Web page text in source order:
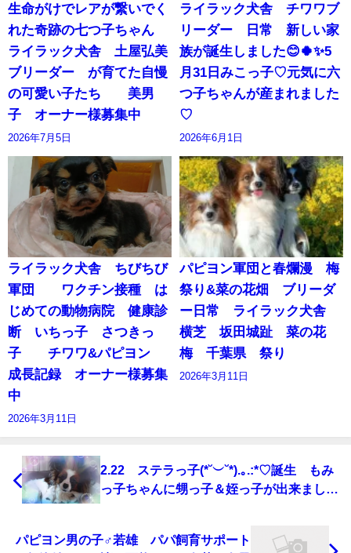
生命がけでレアが繋いでく
れた奇跡の七つ子ちゃん
ライラック犬舎 土屋弘美
ブリーダー が育てた自慢
の可愛い子たち 美男
子 オーナー様募集中
2026年7月5日
ライラック犬舎 チワワブ
リーダー 日常 新しい家
族が誕生しました😊🍀✨5
月31日みこっ子♡元気に六
つ子ちゃんが産まれました
♡
2026年6月1日
ライラック犬舎 ちびちび
軍団 ワクチン接種 は
じめての動物病院 健康診
断 いちっ子 さつきっ
子 チワワ&パピヨン
成長記録 オーナー様募集
中
2026年3月11日
パピヨン軍団と春爛漫 梅
祭り&菜の花畑 ブリーダ
ー日常 ライラック犬舎
横芝 坂田城趾 菜の花
梅 千葉県 祭り
2026年3月11日
2.22 ステラっ子(*˘︶˘*).｡.:*♡誕生 もみ
っ子ちゃんに甥っ子＆姪っ子が出来まし
パピヨン男の子♂若雄 パパ飼育サポート